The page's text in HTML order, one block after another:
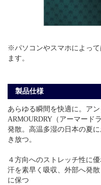
※パソコンやスマホによっ
ます。
製品仕様
あらゆる瞬間を快適に。ア
ARMOURDRY（アーマード
発散。高温多湿の日本の夏
き放つ。
４方向へのストレッチ性に
汗を素早く吸収、外部へ発
に保つ